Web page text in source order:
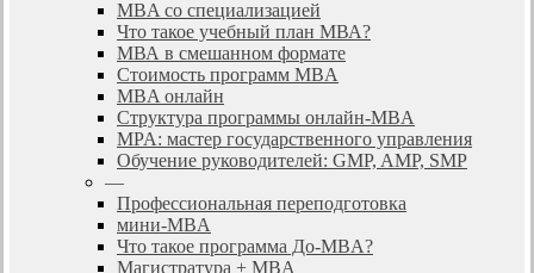
MBA со специализацией
Что такое учебный план МВА?
МВА в смешанном формате
Стоимость программ MBA
MBA онлайн
Cтруктура программы онлайн-MBA
MPA: мастер государственного управления
Обучение руководителей: GMP, AMP, SMP
—
Профессиональная переподготовка
мини-MBA
Что такое программа До-MBA?
Магистратура + MBA